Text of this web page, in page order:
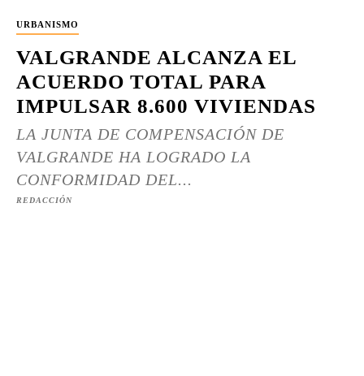
URBANISMO
VALGRANDE ALCANZA EL
ACUERDO TOTAL PARA
IMPULSAR 8.600 VIVIENDAS
LA JUNTA DE COMPENSACIÓN DE
VALGRANDE HA LOGRADO LA
CONFORMIDAD DEL...
REDACCIÓN